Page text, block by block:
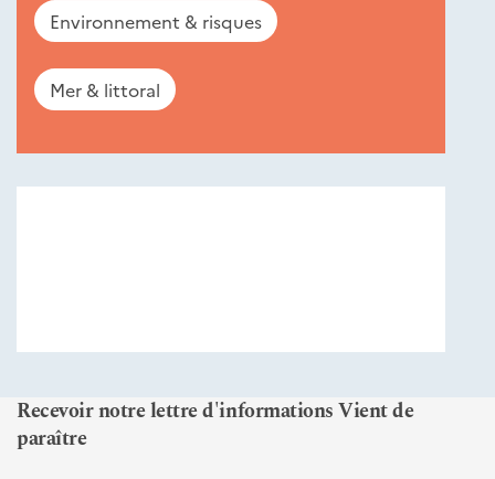
Environnement & risques
Mer & littoral
Recevoir notre lettre d'informations Vient de
paraître